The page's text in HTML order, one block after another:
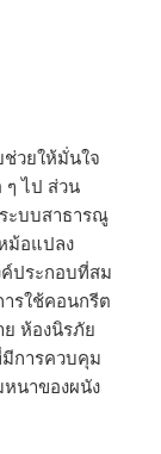
วยให้มั่นใจ
ไป ส่วน
ะบบสาธารณู
ม้อแปลง
ประกอบที่สม
รใช้คอนกรีต
ห้องนิรภัย
การควบคุม
นาของผนัง